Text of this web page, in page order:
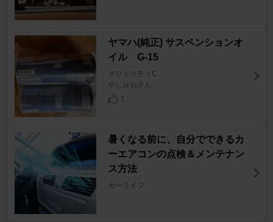
ヤマハ(純正) サスペンションオ
イル G-15
マジェスティC
やしゅおさん
1
暑くなる前に、自分でできるカ
ーエアコンの点検＆メンテナン
ス方法
カーライフ